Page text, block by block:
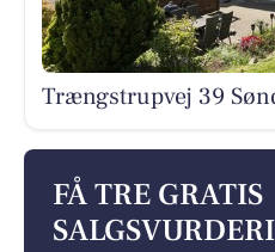
Trængstrupvej 39
FÅ TRE GRATIS